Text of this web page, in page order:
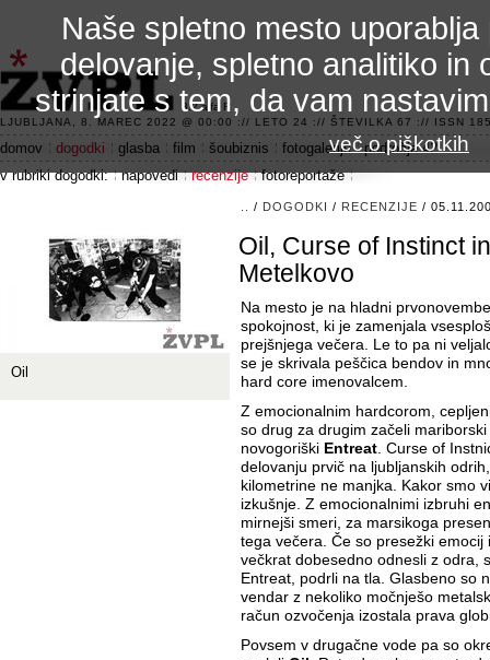
3.2 alfa R
LJUBLJANA, 8. MAREC 2022 @ 00:00 :// LETO 24 :// ŠTEVILKA 67 :// ISSN
domov dogodki glasba film šoubiznis fotogalerije
področje 42
v rubriki dogodki:
napovedi recenzije fotoreportaže
/ DOGODKI / RECENZIJE /
Oil, Curse of Instinct
Metelkovo
Na mesto je na hladni
spokojnost, ki je zamenjala
prejšnjega večera. Le to pa ni
se je skrivala peščica bendov in
hard core imenovalcem.
Z emocionalnim hardcorom,
so drug za drugim začeli mariborski
novogoriški Entreat. Curse of
delovanju prvič na ljubljanskih
kilometrine ne manjka. Kakor smo
izkušnje. Z emocionalnimi izbruhi
mirnejši smeri, za marsikoga
tega večera. Če so presežki
večkrat dobesedno odnesli z odra,
Entreat, podrli na tla. Glasbeno so
vendar z nekoliko močnješo
račun ozvočenja izostala prava
Povsem v drugačne vode pa so
Oil
Naše spletno mesto
delovanje, spletno analitiko in
strinjate s tem, da vam
več o piškotkih